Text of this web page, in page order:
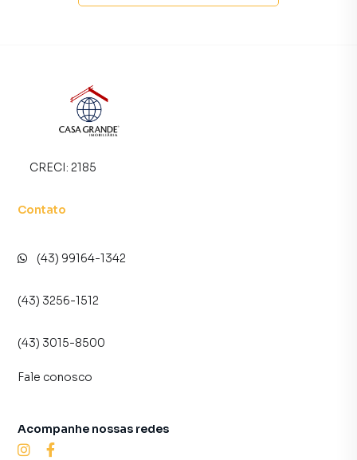
CRECI: 2185
Contato
(43) 99164-1342
(43) 3256-1512
(43) 3015-8500
Fale conosco
Acompanhe nossas redes